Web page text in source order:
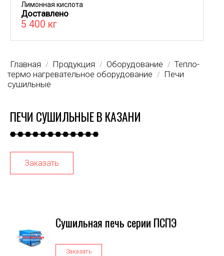
Лимонная кислота
Доставлено
5 400 кг
Главная / Продукция / Оборудование / Тепло-
термо нагревательное оборудование
/
Печи
сушильные
ПЕЧИ СУШИЛЬНЫЕ В КАЗАНИ
Заказать
Сушильная печь серии ПСПЭ
Заказать